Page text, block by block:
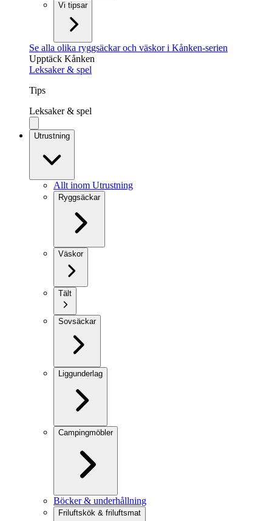
Vi tipsar
Se alla olika ryggsäckar och väskor i Kånken-serien
Upptäck Kånken
Leksaker & spel
Tips
Leksaker & spel
Utrustning
Allt inom Utrustning
Ryggsäckar
Väskor
Tält
Sovsäckar
Liggunderlag
Campingmöbler
Böcker & underhållning
Friluftskök & friluftsmat